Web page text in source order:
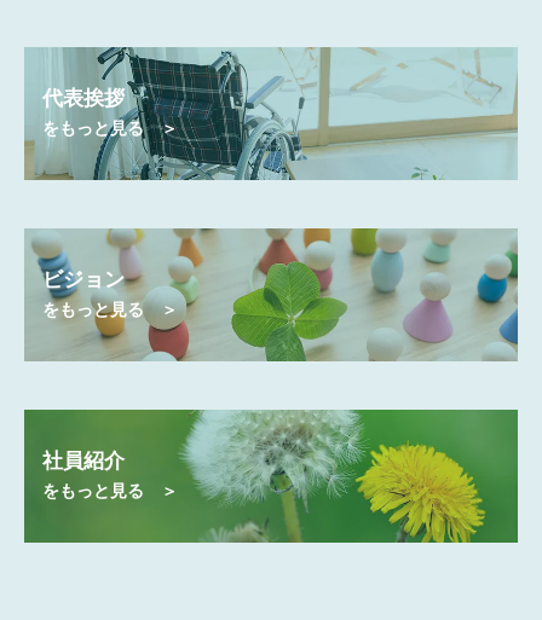
代表挨拶
をもっと見る ＞
ビジョン
をもっと見る ＞
社員紹介
をもっと見る ＞